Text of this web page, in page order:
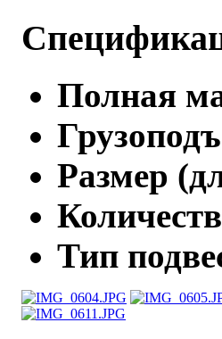
Полная
Размер
Тип